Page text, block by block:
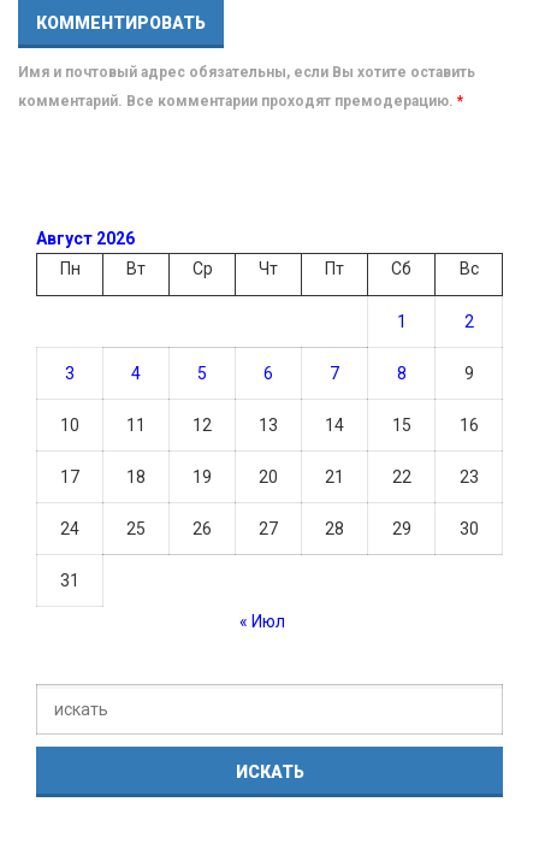
Имя и почтовый адрес обязательны, если Вы хотите оставить
комментарий. Все комментарии проходят премодерацию. *
Август 2026
Пн
Вт Ср Чт Пт Сб Вс
1 2
3 4 5 6 7 8 9
10 11 12 13 14 15 16
17 18 19 20 21 22 23
24 25 26 27 28 29 30
31
« Июл